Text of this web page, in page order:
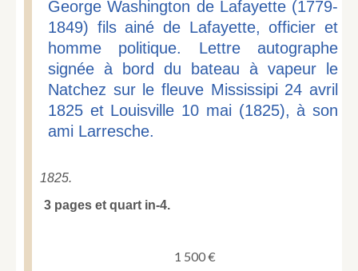
George Washington de Lafayette (1779-
1849) fils ainé de Lafayette, officier et
homme politique. Lettre autographe
signée à bord du bateau à vapeur le
Natchez sur le fleuve Mississipi 24 avril
1825 et Louisville 10 mai (1825), à son
ami Larresche.
1825.
3 pages et quart in-4.
1 500€